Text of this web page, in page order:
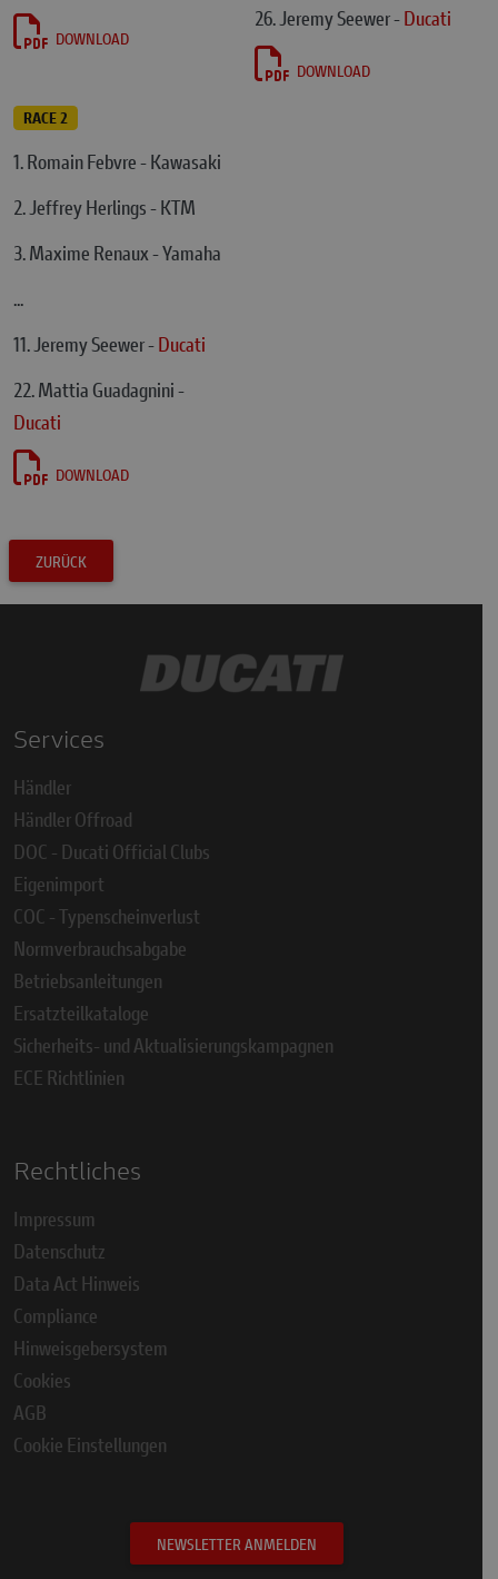
DOWNLOAD
26. Jeremy Seewer -Ducati
DOWNLOAD
RACE 2
1. Romain Febvre - Kawasaki
2. Jeffrey Herlings - KTM
3. Maxime Renaux - Yamaha
...
11. Jeremy Seewer -Ducati
22. Mattia Guadagnini -
Ducati
DOWNLOAD
ZURÜCK
Services
Händler
Händler Offroad
DOC - Ducati Official Clubs
Eigenimport
COC - Typenscheinverlust
Normverbrauchsabgabe
Betriebsanleitungen
Ersatzteilkataloge
Sicherheits- und Aktualisierungskampagnen
ECE Richtlinien
Rechtliches
Impressum
Datenschutz
Data Act Hinweis
Compliance
Hinweisgebersystem
Cookies
AGB
Cookie Einstellungen
NEWSLETTER ANMELDEN